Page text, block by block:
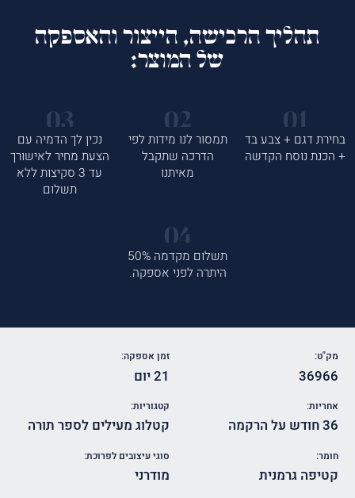
תהליך הרכישה, הייצור והאספקה
של המוצר:
בחירת דגם + צבע בד
+ הכנת נוסח הקדשה
תמסור לנו מידות לפי
הדרכה שתקבל
מאיתנו
נכין לך הדמיה עם
הצעת מחיר לאישורך
עד 3 סקיצות ללא
תשלום
תשלום מקדמה 50%
היתרה לפני אספקה.
מק"ט:
36966
זמן אספקה:
21 יום
אחריות:
36 חודש על הרקמה
קטגוריות:
קטלוג מעילים לספר תורה
חומר:
קטיפה גרמנית
סוגי עיצובים לפרוכת:
מודרני